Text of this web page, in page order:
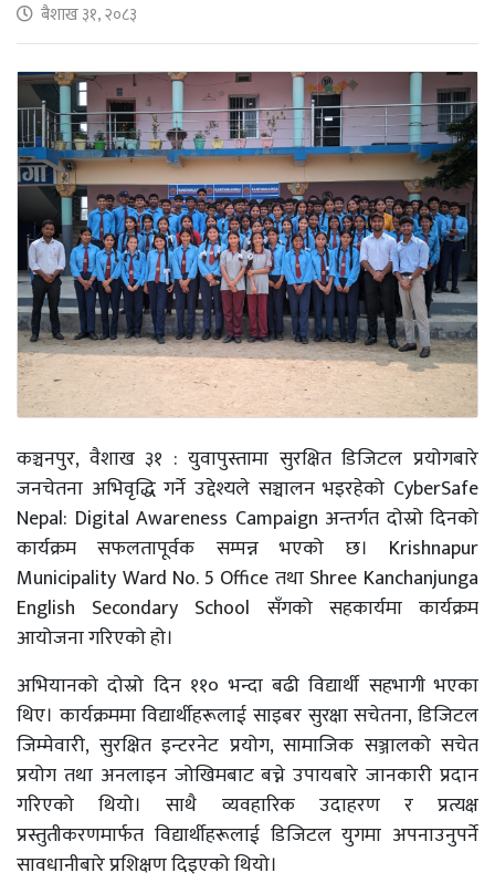
बैशाख ३१, २०८३
कञ्चनपुर, वैशाख ३१ : युवापुस्तामा सुरक्षित डिजिटल प्रयोगबारे
जनचेतना अभिवृद्धि गर्ने उद्देश्यले सञ्चालन भइरहेको CyberSafe
Nepal: Digital Awareness Campaign अन्तर्गत दोस्रो दिनको
कार्यक्रम सफलतापूर्वक सम्पन्न भएको छ। Krishnapur
Municipality Ward No. 5 Office तथा Shree Kanchanjunga
English Secondary School सँगको सहकार्यमा कार्यक्रम
आयोजना गरिएको हो।
अभियानको दोस्रो दिन ११० भन्दा बढी विद्यार्थी सहभागी भएका
थिए। कार्यक्रममा विद्यार्थीहरूलाई साइबर सुरक्षा सचेतना, डिजिटल
जिम्मेवारी, सुरक्षित इन्टरनेट प्रयोग, सामाजिक सञ्जालको सचेत
प्रयोग तथा अनलाइन जोखिमबाट बच्ने उपायबारे जानकारी प्रदान
गरिएको थियो। साथै व्यवहारिक उदाहरण र प्रत्यक्ष
प्रस्तुतीकरणमार्फत विद्यार्थीहरूलाई डिजिटल युगमा अपनाउनुपर्ने
सावधानीबारे प्रशिक्षण दिइएको थियो।